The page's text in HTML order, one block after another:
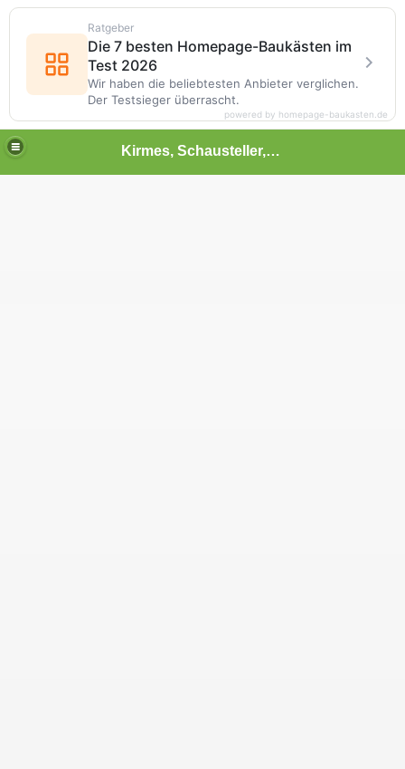
Kirmes, Schausteller,Volksfest,Chilbi,Rummel und vieles mehr
Ratgeber
Die 7 besten Homepage-Baukästen im
Test 2026
Wir haben die beliebtesten Anbieter verglichen.
Der Testsieger überrascht.
powered by homepage-baukasten.de